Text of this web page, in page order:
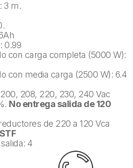
3 m.
0.99
con carga completa (5000 W):
con media carga (2500 W): 6.4
208, 220, 230, 240 Vac
No entrega salida de 120
de 220 a 120 Vca
4